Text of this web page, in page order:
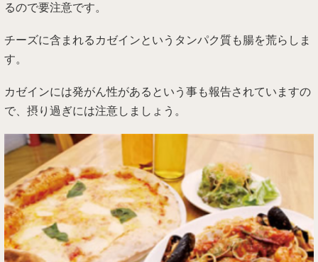
るので要注意です。
チーズに含まれるカゼインというタンパク質も腸を荒らしま
す。
カゼインには発がん性があるという事も報告されていますの
で、摂り過ぎには注意しましょう。